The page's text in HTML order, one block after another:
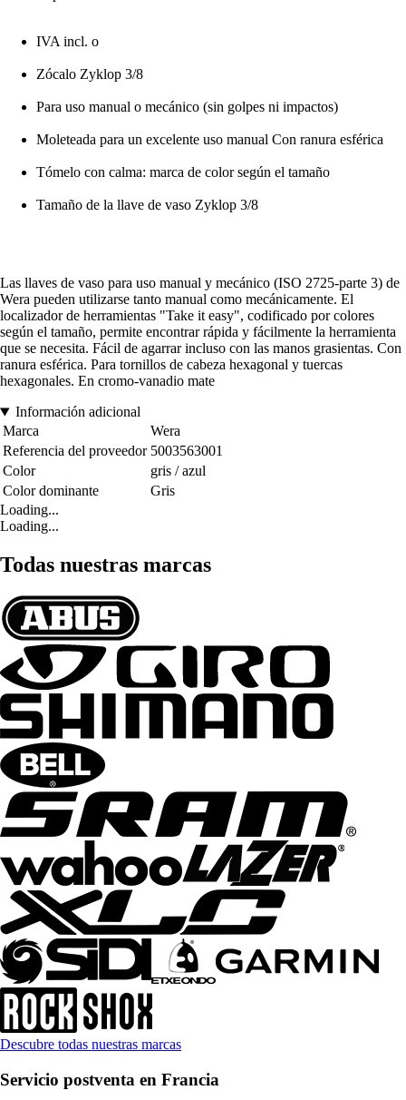
IVA incl. o
Zócalo Zyklop 3/8
Para uso manual o mecánico (sin golpes ni impactos)
Moleteada para un excelente uso manual Con ranura esférica
Tómelo con calma: marca de color según el tamaño
Tamaño de la llave de vaso Zyklop 3/8
Las llaves de vaso para uso manual y mecánico (ISO 2725-parte 3) de
Wera pueden utilizarse tanto manual como mecánicamente. El
localizador de herramientas "Take it easy", codificado por colores
según el tamaño, permite encontrar rápida y fácilmente la herramienta
que se necesita. Fácil de agarrar incluso con las manos grasientas. Con
ranura esférica. Para tornillos de cabeza hexagonal y tuercas
hexagonales. En cromo-vanadio mate
Información adicional
Marca
Wera
Referencia del proveedor 5003563001
Color
gris / azul
Color dominante
Gris
Loading...
Loading...
Todas nuestras marcas
Descubre todas nuestras marcas
Servicio postventa en Francia